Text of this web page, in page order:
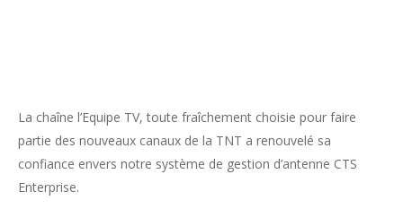
La chaîne l’Equipe TV, toute fraîchement choisie pour faire
partie des nouveaux canaux de la TNT a renouvelé sa
confiance envers notre système de gestion d’antenne CTS
Enterprise.